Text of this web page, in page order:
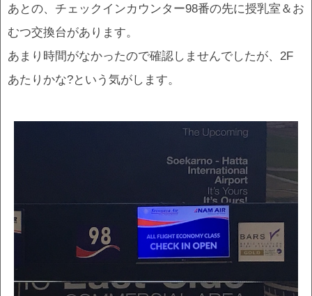
あとの、チェックインカウンター98番の先に授乳室＆お
むつ交換台があります。
あまり時間がなかったので確認しませんでしたが、2F
あたりかな?という気がします。